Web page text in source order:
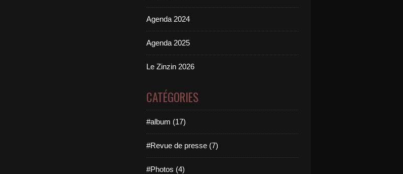
Agenda 2024
Agenda 2025
Le Zinzin 2026
CATÉGORIES
#album (17)
#Revue de presse (7)
#Photos (4)